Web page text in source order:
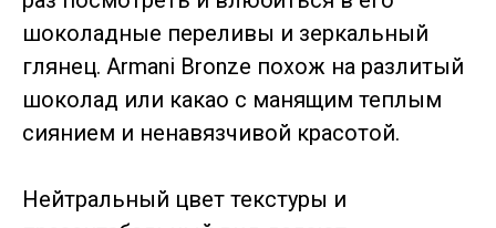
шоколадные переливы и зеркальный
глянец. Armani Bronze похож на разлитый
шоколад или какао с манящим теплым
сиянием и ненавязчивой красотой.
Нейтральный цвет текстуры и